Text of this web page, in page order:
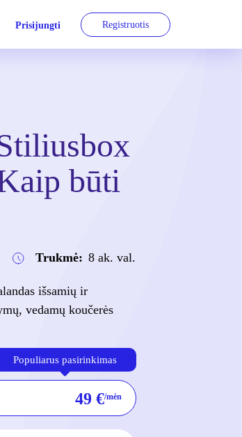
Registruotis
Prisijungti
būti
Trukmė: 8 ak. val.
išsamių ir
vedamų koučerės
Populiarus pasirinkimas
49 €/mėn